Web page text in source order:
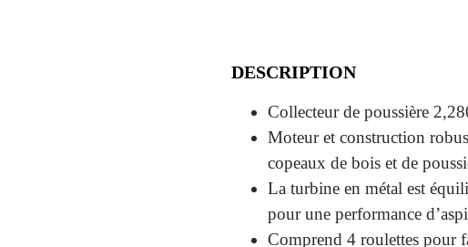
DESCRIPTION
Collecteur de poussière
Moteur et construction
copeaux de bois et de
La turbine en métal est
pour une performance
Comprend 4 roulettes pour